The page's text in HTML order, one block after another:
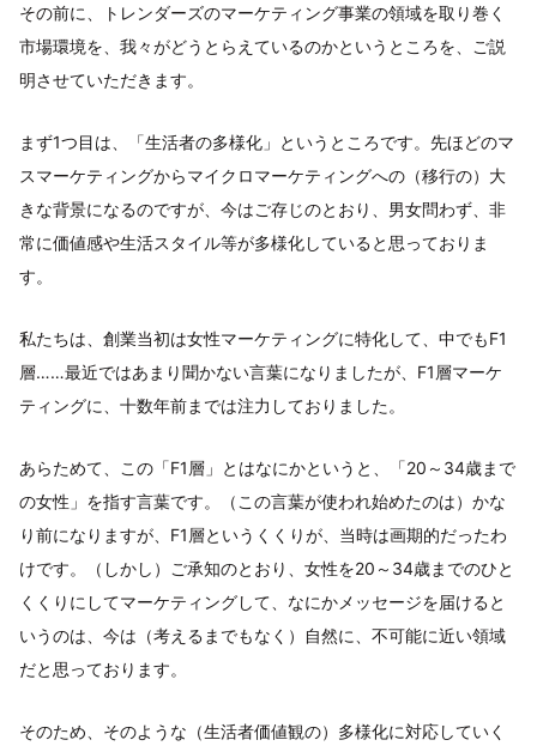
その前に、トレンダーズのマーケティング事業の領域を取り巻く
市場環境を、我々がどうとらえているのかというところを、ご説
明させていただきます。
まず1つ目は、「生活者の多様化」というところです。先ほどのマ
スマーケティングからマイクロマーケティングへの（移行の）大
きな背景になるのですが、今はご存じのとおり、男女問わず、非
常に価値感や生活スタイル等が多様化していると思っておりま
す。
私たちは、創業当初は女性マーケティングに特化して、中でもF1
層……最近ではあまり聞かない言葉になりましたが、F1層マーケ
ティングに、十数年前までは注力しておりました。
あらためて、この「F1層」とはなにかというと、「20～34歳まで
の女性」を指す言葉です。（この言葉が使われ始めたのは）かな
り前になりますが、F1層というくくりが、当時は画期的だったわ
けです。（しかし）ご承知のとおり、女性を20～34歳までのひと
くくりにしてマーケティングして、なにかメッセージを届けると
いうのは、今は（考えるまでもなく）自然に、不可能に近い領域
だと思っております。
そのため、そのような（生活者価値観の）多様化に対応していく